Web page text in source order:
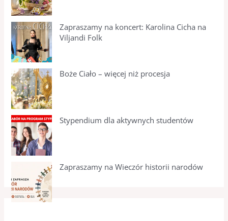
Zapraszamy na koncert: Karolina Cicha na
Viljandi Folk
Boże Ciało – więcej niż procesja
Stypendium dla aktywnych studentów
Zapraszamy na Wieczór historii narodów